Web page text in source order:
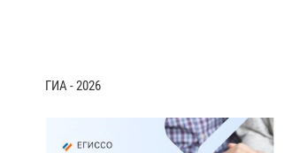
ГИА - 2026